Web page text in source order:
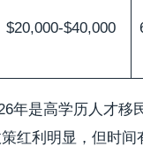
$20,000-$40,000
年是高学历人才移
红利明显，但时间